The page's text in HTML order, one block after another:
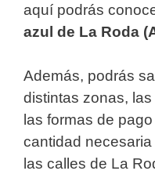
aquí podrás
azul de La Roda
Además, podrás
distintas zonas,
las formas de
cantidad
las calles de La